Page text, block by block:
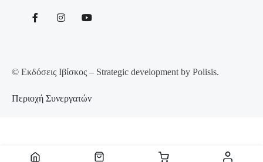
© Εκδόσεις Ιβίσκος – Strategic development by Polisis.
Περιοχή Συνεργατών